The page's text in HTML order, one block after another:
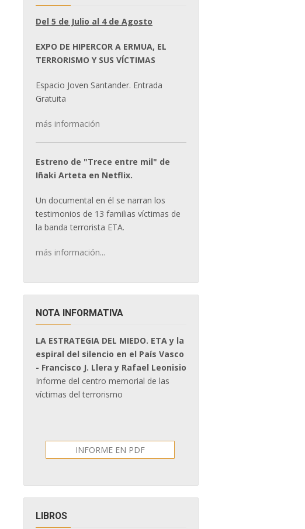
Del 5 de Julio al 4 de Agosto
EXPO DE HIPERCOR A ERMUA, EL
TERRORISMO Y SUS VÍCTIMAS
Espacio Joven Santander. Entrada
Gratuita
más información
Estreno de "Trece entre mil" de
Iñaki Arteta en Netflix.
Un documental en él se narran los
testimonios de 13 familias víctimas de
la banda terrorista ETA.
más información...
NOTA INFORMATIVA
LA ESTRATEGIA DEL MIEDO. ETA y la
espiral del silencio en el País Vasco
- Francisco J. Llera y Rafael Leonisio
Informe del centro memorial de las
víctimas del terrorismo
INFORME EN PDF
LIBROS